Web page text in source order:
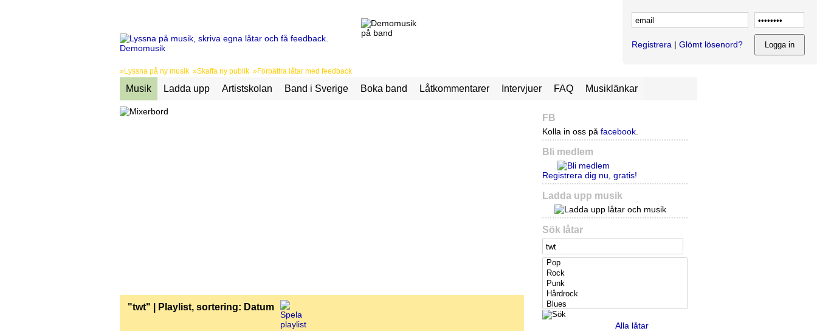
Registrera | Glömt lösenord?
»Lyssna på ny musik »Skaffa ny publik »Förbättra låtar med feedback
Musik Ladda upp Artistskolan Band i Sverige Boka band Låtkommentarer Intervjuer FAQ Musiklänkar
"twt" | Playlist, sortering: Datum
FB
Kolla in oss på facebook.
Bli medlem
Registrera dig nu, gratis!
Ladda upp musik
Sök låtar
Alla låtar